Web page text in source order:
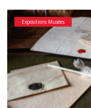
Expositions Musées